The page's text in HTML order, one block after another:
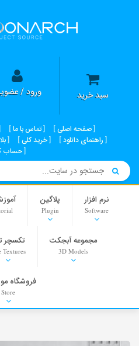
سبد خرید ورود /
صفحه اصلی تماس با ما
راهنمای دانلود
خرید کلی
حساب
نرم افزار
Software
پلاگین
Plugin
مجموعه آبجکت
3D Models
تکسچر
Textures
Background
فروشگاه
Store